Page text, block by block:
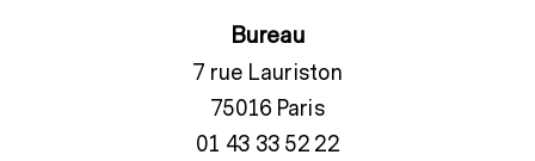
Bureau
7 rue Lauriston
75016 Paris
01 43 33 52 22